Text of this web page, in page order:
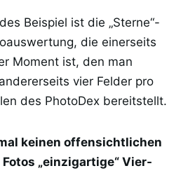
Beispiel ist die „Sterne“-
die einerseits
Moment ist, den man
vier Felder pro
des PhotoDex bereitstellt.
keinen offensichtlichen
„einzigartige“ Vier-